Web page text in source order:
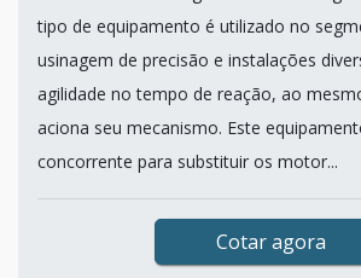
tipo de equipamento é utilizado no
usinagem de precisão e instalações
agilidade no tempo de reação, ao
aciona seu mecanismo. Este
concorrente para substituir os motor...
Cotar agora